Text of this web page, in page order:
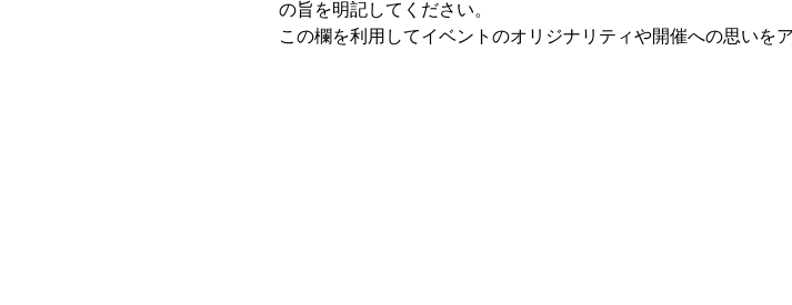
の旨を明記してください。
この欄を利用してイベントのオリジナリティや開催への思いを